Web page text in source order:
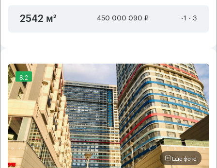
2542 м² 450 000 090 ₽ -1 - 3
8.2
Еще фото